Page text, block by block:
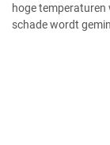
hoge
schade wordt